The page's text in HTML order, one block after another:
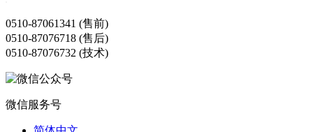
0510-87061341 (售前)
0510-87076718 (售后)
0510-87076732 (技术)
微信服务号